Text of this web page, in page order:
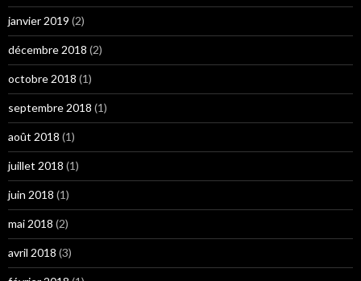
janvier 2019 (2)
décembre 2018 (2)
octobre 2018 (1)
septembre 2018 (1)
août 2018 (1)
juillet 2018 (1)
juin 2018 (1)
mai 2018 (2)
avril 2018 (3)